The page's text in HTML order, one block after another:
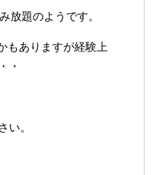
放題のようです。
もありますが経験上
・
い。